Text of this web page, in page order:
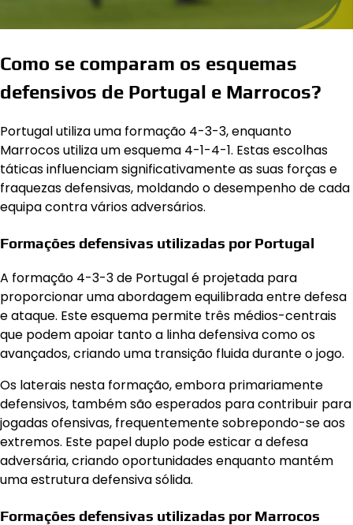
Como se comparam os esquemas
defensivos de Portugal e Marrocos?
Portugal utiliza uma formação 4-3-3, enquanto
Marrocos utiliza um esquema 4-1-4-1. Estas escolhas
táticas influenciam significativamente as suas forças e
fraquezas defensivas, moldando o desempenho de cada
equipa contra vários adversários.
Formações defensivas utilizadas por Portugal
A formação 4-3-3 de Portugal é projetada para
proporcionar uma abordagem equilibrada entre defesa
e ataque. Este esquema permite três médios-centrais
que podem apoiar tanto a linha defensiva como os
avançados, criando uma transição fluida durante o jogo.
Os laterais nesta formação, embora primariamente
defensivos, também são esperados para contribuir para
jogadas ofensivas, frequentemente sobrepondo-se aos
extremos. Este papel duplo pode esticar a defesa
adversária, criando oportunidades enquanto mantém
uma estrutura defensiva sólida.
Formações defensivas utilizadas por Marrocos